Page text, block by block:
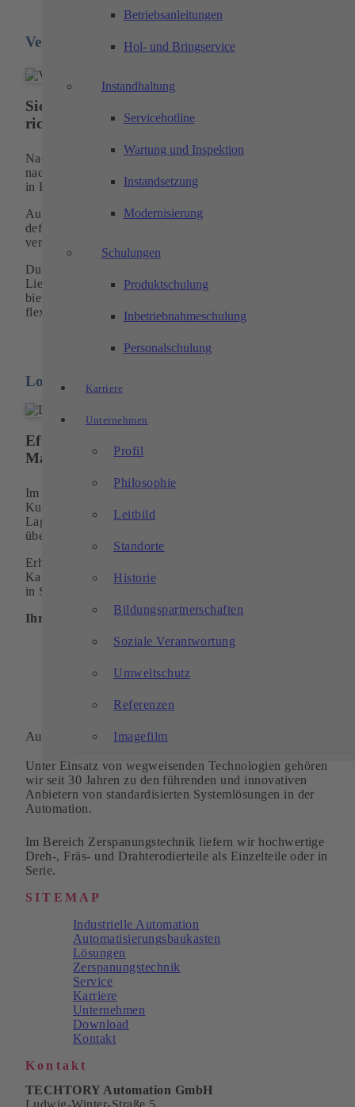
Betriebsanleitungen
Hol- und Bringservice
Instandhaltung
Servicehotline
Wartung und Inspektion
Instandsetzung
Modernisierung
Schulungen
Produktschulung
Inbetriebnahmeschulung
Personalschulung
Karriere
Unternehmen
Profil
Philosophie
Leitbild
Standorte
Historie
Bildungspartnerschaften
Soziale Verantwortung
Umweltschutz
Referenzen
Imagefilm
Verpackung
Sicher verpackt und zum richtigen Zeitpunkt
richtigen Ort
Nach der Endreinigung der Fertigungsteile verpacken wir
nach Kundenanforderung, z.B. in staubfreien PE-Beuteln
in Luftpolsterfolie.
Aus ökologischen und wirtschaftlichen Gesichtspunkten sind
definierte Pendelverpackungen eine effiziente Lösung. Wir
verwenden diese u. a. zum Transport von
Durch Einsatz moderner Logistiksysteme entsprechen unsere
Lieferzeiten stets Ihren Erwartungen. In besonderen Fällen
bieten wir mit unserem eigenen Fuhrpark einen schnellen und
flexiblen
Service
Logistik &
Effizientes Logistiksystem – sichere
Materialverfügbarkeit
Im Seriengeschäft sind wir in die logistischen Konzepte
Kunden eingebunden. Vom Einkauf der Rohlinge, der
Lagerhaltung bis zur tagesgenauen Anlieferung der Teile
übernehmen wir die komplette Lagerbewirtschaftung.
Erhöhen Sie Ihre Wertschöpfungskette durch die Vorteile von
Kanban. Wir stellen Ihr Material “Just in Time” (JIT) bzw.
in Sequence” (JIS) zur Verfügung.
Ihre Vorteile / Ihr Nutzen:
Minderung der Lagerkosten
Kürzere Wiederbeschaffungszeiten
Automation und Zerspanungstechnik
Unter Einsatz von wegweisenden Technologien gehören
wir seit 30 Jahren zu den führenden und innovativen
Anbietern von standardisierten Systemlösungen in der
Automation.
Im Bereich Zerspanungstechnik liefern wir hochwertige
Dreh-, Fräs- und Drahterodierteile als Einzelteile oder in
Serie.
SITEMAP
Industrielle Automation
Automatisierungsbaukasten
Lösungen
Zerspanungstechnik
Service
Karriere
Unternehmen
Download
Kontakt
Kontakt
TECHTORY Automation GmbH